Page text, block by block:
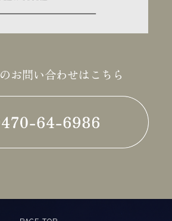
お問い合わせはこちら